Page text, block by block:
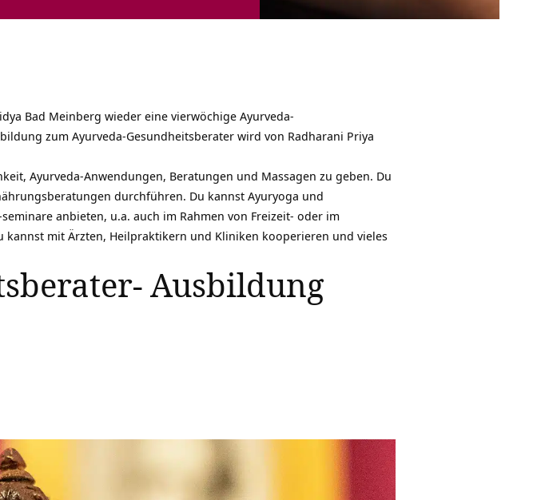
Bad Meinberg wieder eine vierwöchige Ayurveda-
zum Ayurveda-Gesundheitsberater wird von Radharani Priya
Ayurveda-Anwendungen, Beratungen und Massagen zu geben. Du
durchführen. Du kannst Ayuryoga und
anbieten, u.a. auch im Rahmen von Freizeit- oder im
kannst mit Ärzten, Heilpraktikern und Kliniken kooperieren und vieles
Ausbildung